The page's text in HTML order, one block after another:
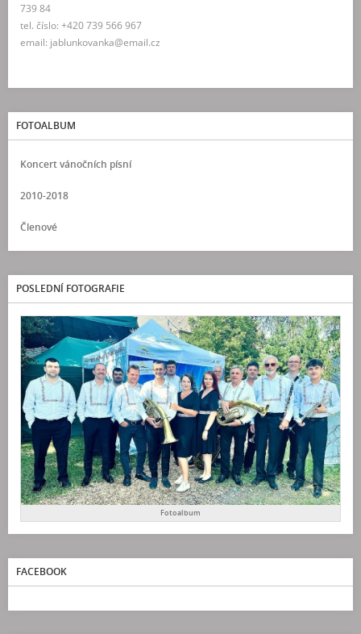
739 84
tel. číslo: +420 739 566 967
email: jablunkovanka@email.cz
FOTOALBUM
Koncert vánočních písní
2010-2018
Členové
POSLEDNÍ FOTOGRAFIE
Fotoalbum
FACEBOOK